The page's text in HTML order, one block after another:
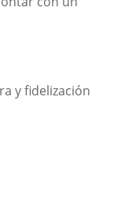
y fidelización